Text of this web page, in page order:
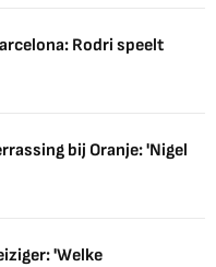
Rodri speelt
bij Oranje: 'Nigel
'Welke